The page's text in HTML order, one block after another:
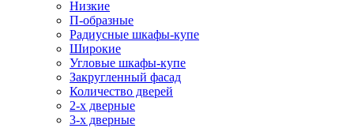
Низкие
П-образные
Радиусные шкафы-купе
Широкие
Угловые шкафы-купе
Закругленный фасад
Количество дверей
2-х дверные
3-х дверные